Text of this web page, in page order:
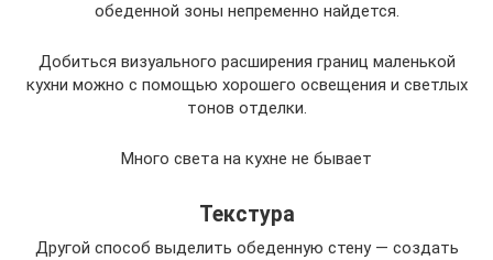
обеденной зоны непременно найдется.
Добиться визуального расширения границ маленькой
кухни можно с помощью хорошего освещения и светлых
тонов отделки.
Много света на кухне не бывает
Текстура
Другой способ выделить обеденную стену — создать